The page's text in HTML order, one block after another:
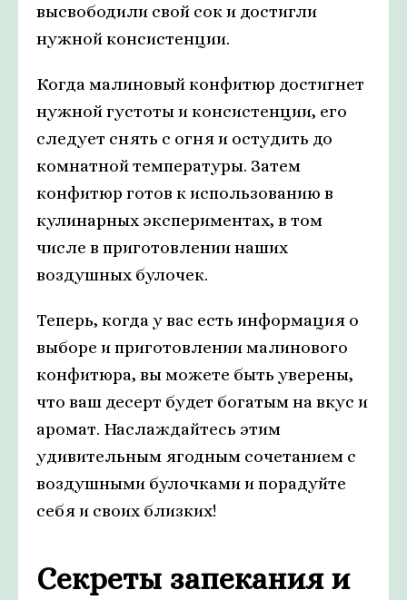
высвободили свой сок и достигли
нужной консистенции.
Когда малиновый конфитюр достигнет
нужной густоты и консистенции, его
следует снять с огня и остудить до
комнатной температуры. Затем
конфитюр готов к использованию в
кулинарных экспериментах, в том
числе в приготовлении наших
воздушных булочек.
Теперь, когда у вас есть информация о
выборе и приготовлении малинового
конфитюра, вы можете быть уверены,
что ваш десерт будет богатым на вкус и
аромат. Наслаждайтесь этим
удивительным ягодным сочетанием с
воздушными булочками и порадуйте
себя и своих близких!
Секреты запекания и